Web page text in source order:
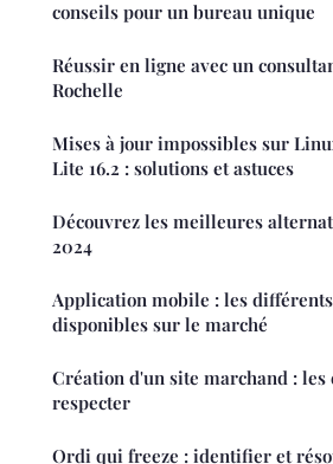
conseils pour un bureau unique
Réussir en ligne avec un
Rochelle
Mises à jour impossibles sur
Lite 16.2 : solutions et astuces
Découvrez les meilleures
2024
Application mobile : les
disponibles sur le marché
Création d'un site marchand : les
respecter
Ordi qui freeze : identifier et